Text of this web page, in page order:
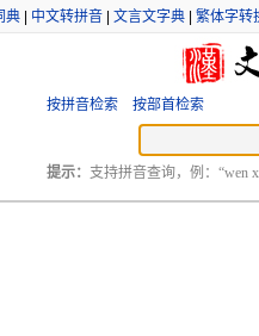
典 中文转拼音 文言文字典 繁体字转
按拼音检索 按部首检索
提示： 支持拼音查询，例：“wen